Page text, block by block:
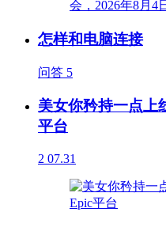
怎样和电脑连接
问答 5
美女你矜持一点上
平台
2 07.31